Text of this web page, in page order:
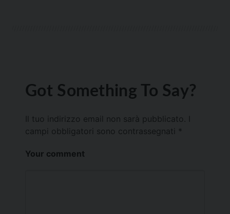
Got Something To Say?
Il tuo indirizzo email non sarà pubblicato.
campi obbligatori sono contrassegnati *
Your comment